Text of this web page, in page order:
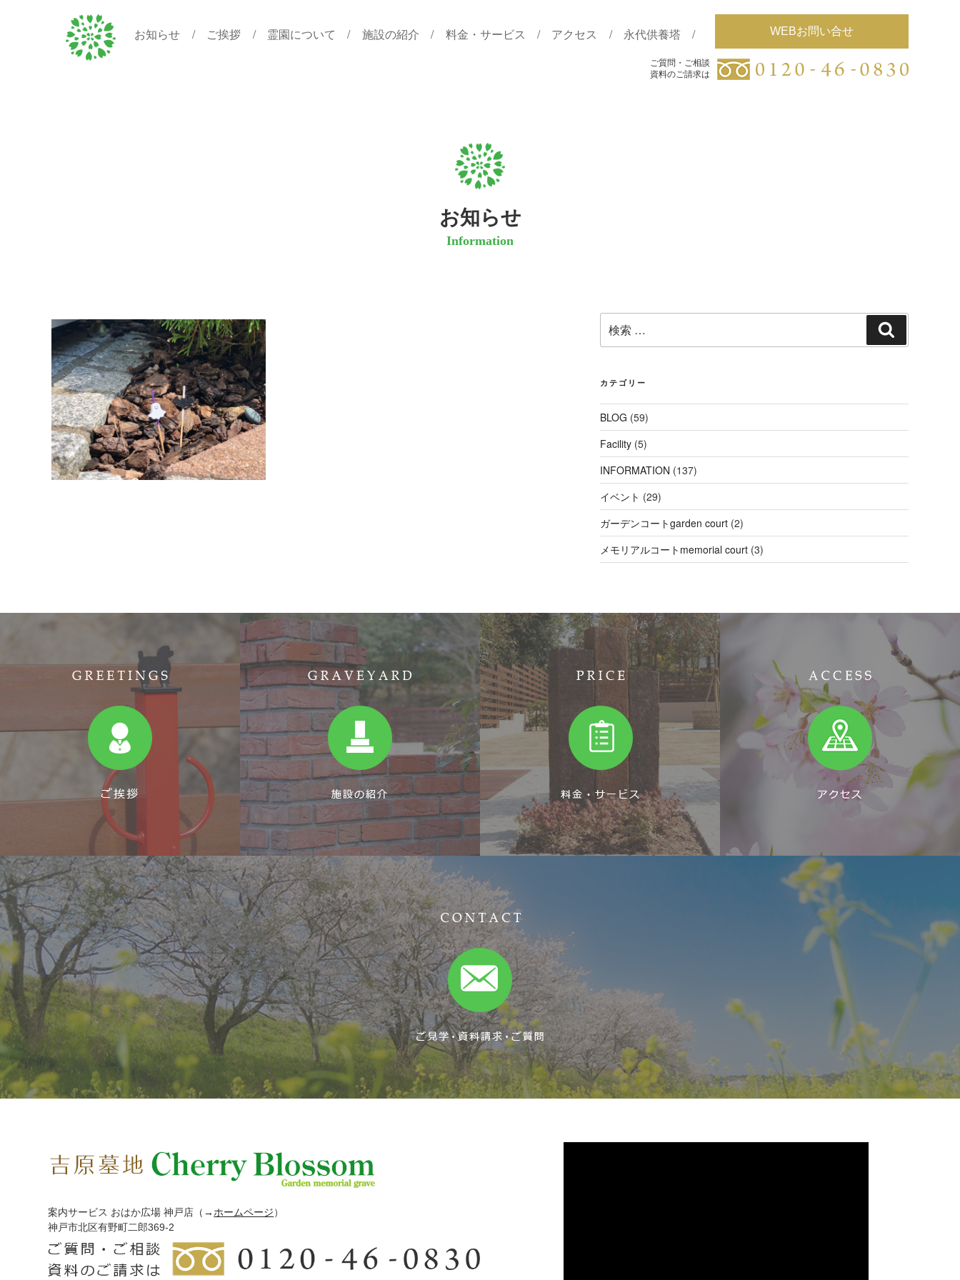
お知らせ ご挨拶 霊園について 施設の紹介 料金・サービス アクセス 永代供養塔 WEBお問い合せ
ご質問・ご相談
資料のご請求は
ご質問・ご相談
資料のご請求は
お知らせ
Information
索:
索
カテゴリー
BLOG (59)
Facility (5)
INFORMATION (137)
イベント (29)
ガーデンコートgarden court (2)
メモリアルコートmemorial court (3)
案内サービス おはか広場 神戸店 （→ホームページ）
神戸市北区有野町二郎369-2